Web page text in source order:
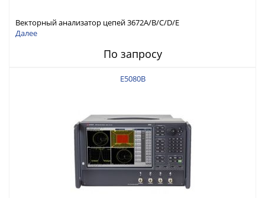
Векторный анализатор цепей 3672A/B/C/D/E
Далее
По запросу
E5080B